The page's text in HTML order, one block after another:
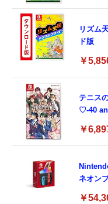
リズム
ド版
￥
テニス
♡-40
￥
ネオン
￥